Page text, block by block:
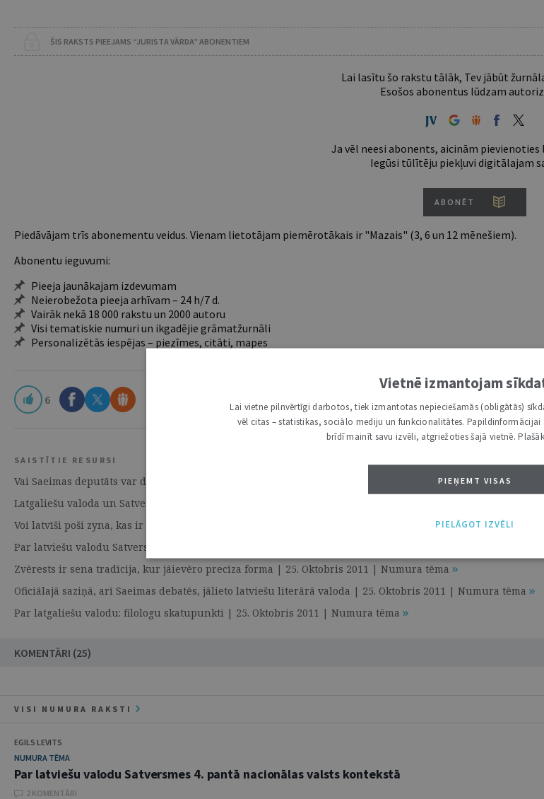
ŠIS RAKSTS PIEEJAMS “JURISTA VĀRDA” ABONENTIEM
Lai lasītu šo rakstu tālāk, Tev jābūt
Esošos abonentus lūdzam
Ja vēl neesi abonents, aicinām
Iegūsi tūlītēju piekļuvi digitālajam
ABONĒT
Piedāvājam trīs abonementu veidus. Vienam lietotājam piemērotākais ir "Mazais" (3, 6 un 12 mēnešiem).
Abonentu ieguvumi:
Pieeja jaunākajam izdevumam
Neierobežota pieeja arhīvam – 24 h/7 d.
Vairāk nekā 18 000 rakstu un 2000 autoru
Visi tematiskie numuri un ikgadējie grāmatžurnāli
Personalizētās iespējas – piezīmes, citāti, mapes
6
SAISTĪTIE RESURSI
Vai Saeimas deputāts var dot svinīgo solījumu latgaliski | 25. Oktobris 2011 | Numura tēma
Latgaliešu valoda un Satversme | 25. Oktobris 2011 | Numura tēma
Voi latvīši poši zyna, kas ir latvīšu volūda? | 25. Oktobris 2011 | Numura tēma
Par latviešu valodu Satversmes 4. pantā nacionālas valsts kontekstā | 25. Oktobris 2011 | Numura tēma
Zvērests ir sena tradīcija, kur jāievēro precīza forma | 25. Oktobris 2011 | Numura tēma
Oficiālajā saziņā, arī Saeimas debatēs, jālieto latviešu literārā valoda | 25. Oktobris 2011 | Numura tēma
Par latgaliešu valodu: filologu skatupunkti | 25. Oktobris 2011 | Numura tēma
KOMENTĀRI (25)
VISI NUMURA RAKSTI
EGILS LEVITS
NUMURA TĒMA
Par latviešu valodu Satversmes 4. pantā nacionālas valsts kontekstā
2 KOMENTĀRI
Vietnē izmantojam
Lai vietne pilnvērtīgi darbotos, tiek izmantotas nepieciešamās (obligātās)
vēl citas – statistikas, sociālo mediju un funkcionalitātes.
brīdī mainīt savu izvēli, atgriežoties šajā vietnē.
PIEŅEMT VISAS
PIELĀGOT IZVĒLI